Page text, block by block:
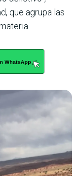
que agrupa las